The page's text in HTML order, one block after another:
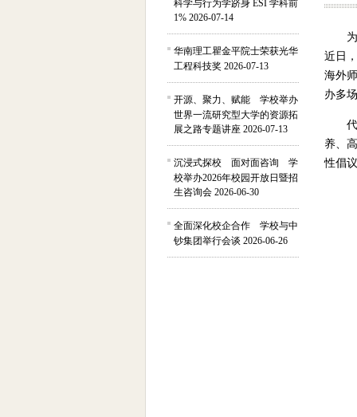
科学与行为学跻身 ESI 学科前
1% 2026-07-14
华南理工瞿金平院士荣获光华
工程科技奖 2026-07-13
开源、聚力、赋能 学校举办
世界一流研究型大学的资源拓
展之路专题讲座 2026-07-13
沉浸式探校 面对面咨询 学
校举办2026年校园开放日暨招
生咨询会 2026-06-30
全面深化校企合作 学校与中
钞集团举行会谈 2026-06-26
近日
海外
办多
养、
性倡